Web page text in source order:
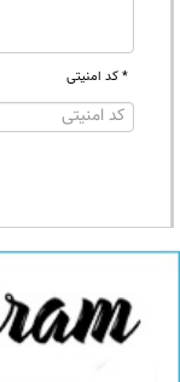
* کد امنیتی